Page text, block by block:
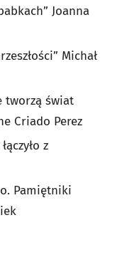
Joanna
Michał
tworzą świat
Criado Perez
z
Pamiętniki